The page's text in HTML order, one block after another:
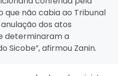
que não cabia ao Tribunal
dos atos
determinaram a
Sicobe”, afirmou Zanin.